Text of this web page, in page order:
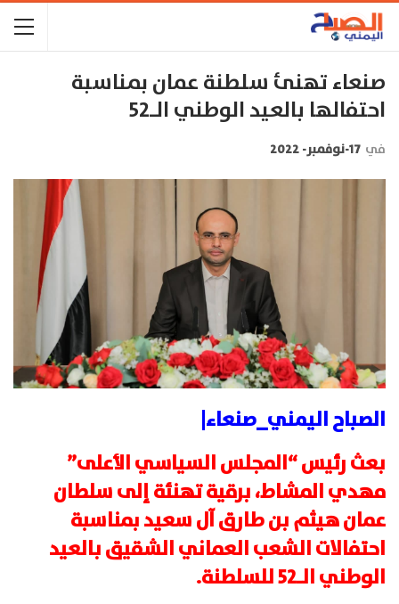
صنعاء تهنئ سلطنة عمان بمناسبة
احتفالها بالعيد الوطني الـ52
في 17-نوفمبر- 2022
الصباح اليمني_صنعاء|
بعث رئيس “المجلس السياسي الأعلى”
مهدي المشاط، برقية تهنئة إلى سلطان
عمان هيثم بن طارق آل سعيد بمناسبة
احتفاﻻت الشعب العماني الشقيق بالعيد
الوطني الـ52 للسلطنة.